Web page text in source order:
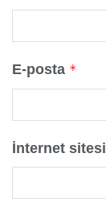
E-posta *
İnternet sitesi